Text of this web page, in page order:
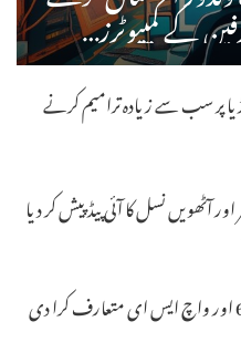
کے کمپیوٹرز…
پر سب سے زیادہ ترامیم کرنے
اور آٹھویں نسل کا آئی پیڈ پیش کر دیا